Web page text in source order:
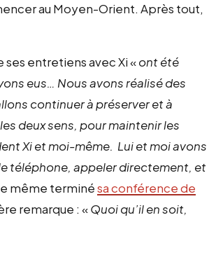
au Moyen-Orient. Après tout,
entretiens avec Xi «ont été
eus… Nous avons réalisé des
continuer à préserver et à
deux sens, pour maintenir les
Xi et moi-même. Lui et moi avons
téléphone, appeler directement, et
même terminésa conférence de
remarque : «Quoi qu’il en soit,